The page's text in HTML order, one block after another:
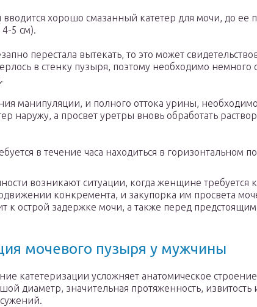
хорошо смазанный катетер для мочи, до ее
5 см).
перестала вытекать, то это может
в стенку пузыря, поэтому необходимо немного
манипуляции, и полного оттока урины,
наружу, а просвет уретры вновь обработать
в течение часа находиться в горизонтальном
возникают ситуации, когда женщине требуется
конкремента, и закупорка им просвета
к острой задержке мочи, а также перед
мочевого пузыря у мужчины
катетеризации усложняет анатомическое
диаметр, значительная протяженность, извитость